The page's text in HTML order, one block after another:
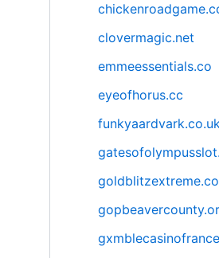
clovermagic.net
emmeessentials.co
eyeofhorus.cc